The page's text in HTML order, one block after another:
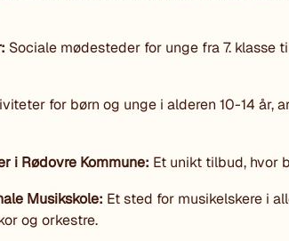
Sociale mødesteder for unge fra 7. klasse
for børn og unge i alderen 10-14 år,
i Rødovre Kommune: Et unikt tilbud, hvor
Musikskole: Et sted for musikelskere i
og orkestre.